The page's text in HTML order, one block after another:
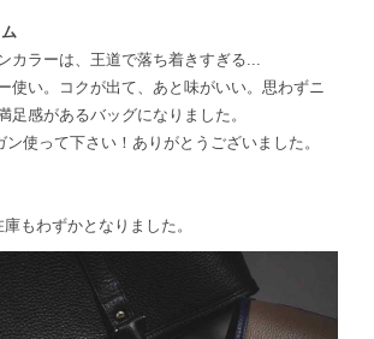
カラーは、王道で落ち着きすぎる...
使い。コクが出て、あと味がいい。思わずニ
足感があるバッグになりました。
ン使って下さい！ありがとうございました。
もわずかとなりました。